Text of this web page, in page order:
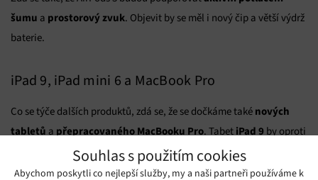
Souhlas s použitím cookies
Abychom poskytli co nejlepší služby, my a naši partneři používáme k
šumu a prostorový zvuk. Objevit by se měl i nový čip a větší výdrž
baterie.
iPad 9, iPad mini 6 a MacBook Pro
Co se týče dalších produktů, zdá se, že se dočkáme také nových
tabletů a přepracovaného MacBooku Pro. Tabet iPad 9 by oproti
svému předchůdci měl nabídnout větší obrazovkua
spekuluje se také orychlejších čipechavětší paměti RAM. Je